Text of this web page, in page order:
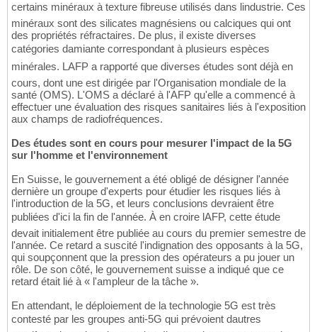
certains minéraux à texture fibreuse utilisés dans lindustrie. Ces
minéraux sont des silicates magnésiens ou calciques qui ont
des propriétés réfractaires. De plus, il existe diverses
catégories damiante correspondant à plusieurs espèces
minérales. LAFP a rapporté que diverses études sont déjà en
cours, dont une est dirigée par l'Organisation mondiale de la
santé (OMS). L'OMS a déclaré à l'AFP qu'elle a commencé à
effectuer une évaluation des risques sanitaires liés à l'exposition
aux champs de radiofréquences.
Des études sont en cours pour mesurer l'impact de la 5G
sur l'homme et l'environnement
En Suisse, le gouvernement a été obligé de désigner l'année
dernière un groupe d'experts pour étudier les risques liés à
l'introduction de la 5G, et leurs conclusions devraient être
publiées d'ici la fin de l'année. À en croire lAFP, cette étude
devait initialement être publiée au cours du premier semestre de
l'année. Ce retard a suscité l'indignation des opposants à la 5G,
qui soupçonnent que la pression des opérateurs a pu jouer un
rôle. De son côté, le gouvernement suisse a indiqué que ce
retard était lié à « l'ampleur de la tâche ».
En attendant, le déploiement de la technologie 5G est très
contesté par les groupes anti-5G qui prévoient dautres